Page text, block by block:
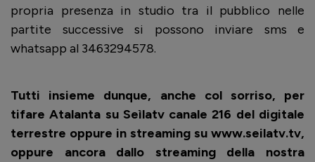
propria presenza in studio tra il pubblico nelle
partite successive si possono inviare sms e
whatsapp al 3463294578.
Tutti insieme dunque, anche col sorriso, per
tifare Atalanta su Seìlatv canale 216 del digitale
terrestre oppure in streaming su www.seilatv.tv,
oppure ancora dallo streaming della nostra